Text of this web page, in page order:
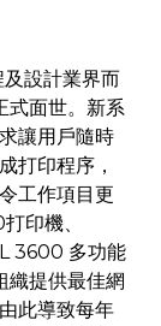
設計業界而
式面世。新系
讓用戶隨時
打印程序，
工作項目更
印機、
3600 多功能
織提供最佳網
此導致每年